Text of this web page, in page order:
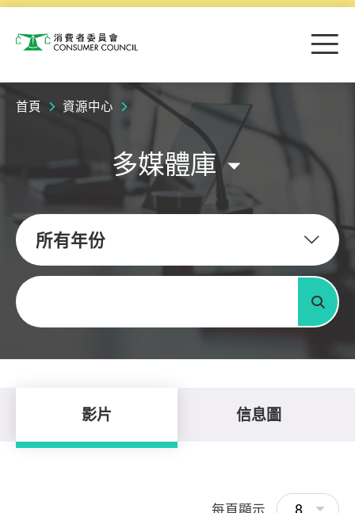
消費者委員會 目
首頁 資源中心
多媒體庫
所有年份
關鍵字
搜尋
影片 信息圖
每頁顯示